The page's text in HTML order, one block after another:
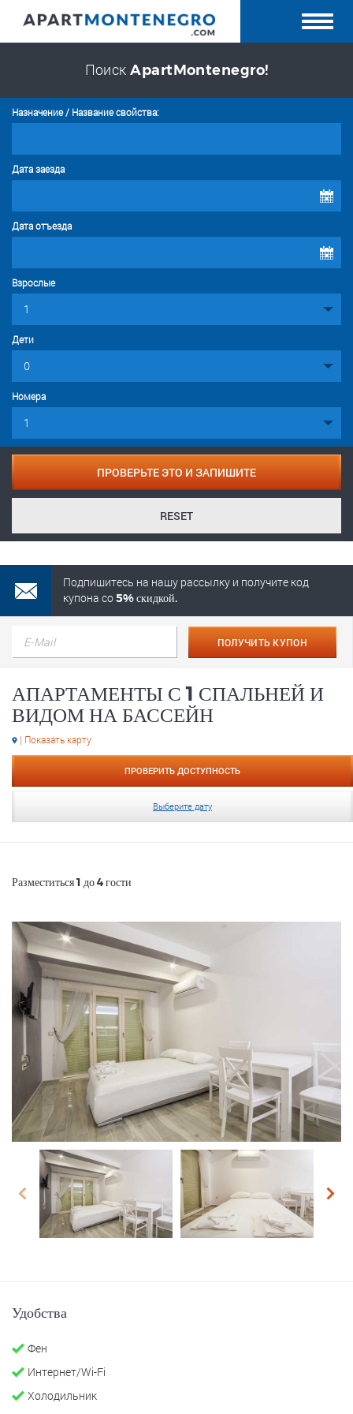
ПоискApartMontenegro!
Назначение / Название свойства:
Дата заезда
Дата отъезда
Взрослые
Дети
Номера
ПРОВЕРЬТЕ ЭТО И ЗАПИШИТЕ
RESET
Подпишитесь на нашу рассылку и получите код
купона со 5% скидкой.
ПОЛУЧИТЬ КУПОН
АПАРТАМЕНТЫ С 1 СПАЛЬНЕЙ И
ВИДОМ НА БАССЕЙН
| Показать карту
ПРОВЕРИТЬ ДОСТУПНОСТЬ
Выберите дату
Разместиться 1 до 4 гости
Удобства
Фен
Интернет/Wi-Fi
Холодильник